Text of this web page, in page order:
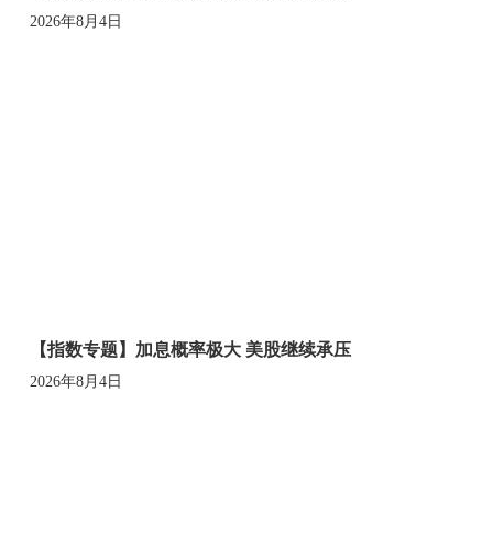
2026年8月4日
【指数专题】加息概率极大 美股继续承压
2026年8月4日